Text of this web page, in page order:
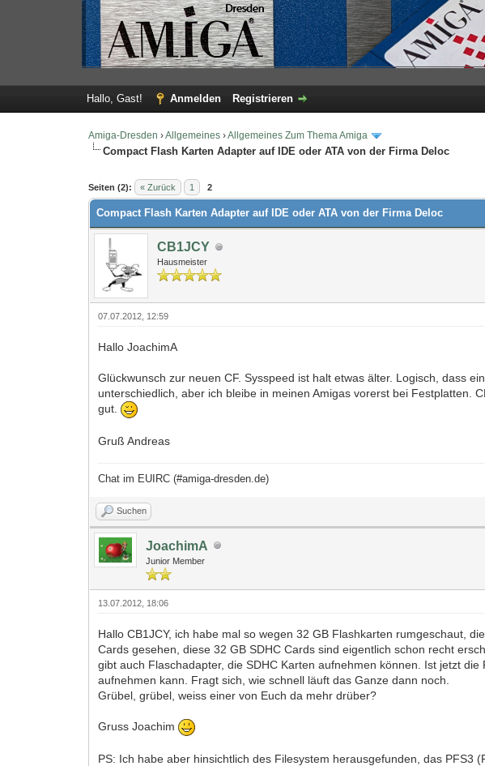
Hallo, Gast!
Anmelden Registrieren
Amiga-Dresden ›Allgemeines ›Allgemeines Zum Thema Amiga
Compact Flash Karten Adapter auf IDE oder ATA von der Firma Deloc
Seiten (2): « Zurück 1 2
0 Bewertung(en) - 0 im Durchschnitt
1
2
3
4
5
Compact Flash Karten Adapter auf IDE oder ATA von der Firma Deloc
CB1JCY
Hausmeister
07.07.2012, 12:59
Hallo JoachimA
Glückwunsch zur neuen CF. Sysspeed ist halt etwas älter. Logisch, dass
unterschiedlich, aber ich bleibe in meinen Amigas vorerst bei Festplatten.
gut.
Gruß Andreas
Chat im EUIRC (#amiga-dresden.de)
Suchen
JoachimA
Junior Member
13.07.2012, 18:06
Hallo CB1JCY, ich habe mal so wegen 32 GB Flashkarten rumgeschaut,
Cards gesehen, diese 32 GB SDHC Cards sind eigentlich schon recht
gibt auch Flaschadapter, die SDHC Karten aufnehmen können. Ist jetzt
aufnehmen kann. Fragt sich, wie schnell läuft das Ganze dann noch.
Grübel, grübel, weiss einer von Euch da mehr drüber?
Gruss Joachim
PS: Ich habe aber hinsichtlich des Filesystem herausgefunden, das PFS3